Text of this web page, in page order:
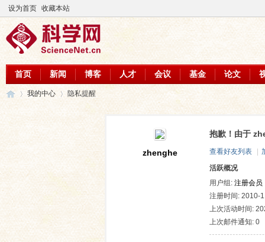
设为首页 收藏本站
首页 新闻 博客 人才 会议 基金 论文
我的中心 隐私提醒
zhenghe
抱歉！由于
查看好友列表
活跃概况
用户组: 注册会员
注册时间: 2010-
上次活动时间:
上次邮件通知: 0